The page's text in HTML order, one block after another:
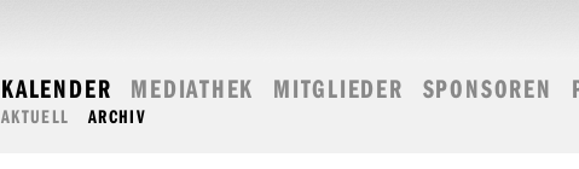
KALENDER
AKTUELL ARCHIV
MEDIATHEK MITGLIEDER SPONSOREN